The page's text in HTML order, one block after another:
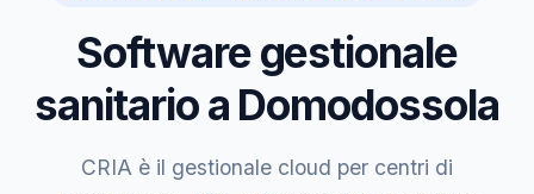
Software gestionale
sanitario a Domodossola
CRIA è il gestionale cloud per centri di